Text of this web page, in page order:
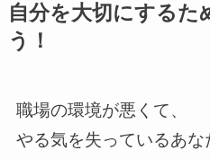
自分を大切にするた
う！
職場の環境が悪くて、
やる気を失っているあな